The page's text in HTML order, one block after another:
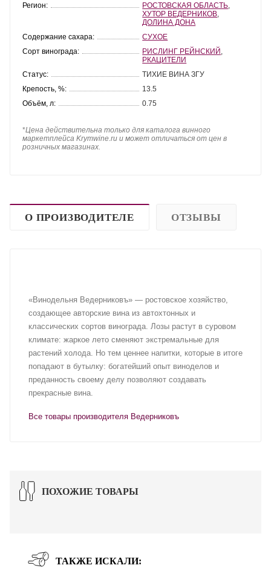
Регион:
РОСТОВСКАЯ ОБЛАСТЬ
ХУТОР ВЕДЕРНИКОВ
ДОЛИНА ДОНА
Содержание сахара:
СУХОЕ
Сорт винограда:
РИСЛИНГ РЕЙНСКИЙ
РКАЦИТЕЛИ
Статус:
ТИХИЕ ВИНА ЗГУ
Крепость, %:
13.5
Объём, л:
0.75
*Цена действительна только для каталога винного
маркетплейса Krymwine.ru и может отличаться от цен в
розничных магазинах.
О ПРОИЗВОДИТЕЛЕ ОТЗЫВЫ
«Винодельня Ведерниковъ» — ростовское хозяйство,
создающее авторские вина из автохтонных и
классических сортов винограда. Лозы растут в суровом
климате: жаркое лето сменяют экстремальные для
растений холода. Но тем ценнее напитки, которые в итоге
попадают в бутылку: богатейший опыт виноделов и
преданность своему делу позволяют создавать
прекрасные вина.
Все товары производителя Ведерниковъ
ПОХОЖИЕ ТОВАРЫ
ТАКЖЕ ИСКАЛИ: